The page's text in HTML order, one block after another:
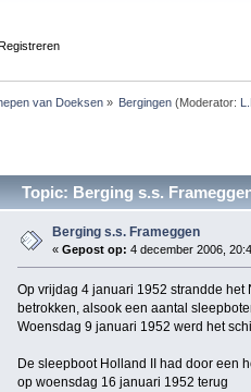
van Doeksen» Bergingen (Moderator:
Topic: Berging s.s.
Berging s.s. Frameggen
«Gepost op: 4 december 2006,
Op vrijdag 4 januari 1952 strandde het
betrokken, alsook een aantal
Woensdag 9 januari 1952 werd het
De sleepboot Holland II had door een
op woensdag 16 januari 1952 terug